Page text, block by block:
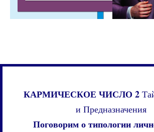
КАРМИЧЕСКОЕ ЧИСЛО 2
и Предназначения
Поговорим о типологии